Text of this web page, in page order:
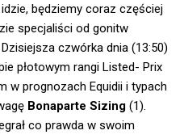
będziemy coraz częściej
specjaliści od gonitw
czwórka dnia (13:50)
płotowym rangi Listed- Prix
w prognozach Equidii i typach
Bonaparte Sizing (1).
co prawda w swoim